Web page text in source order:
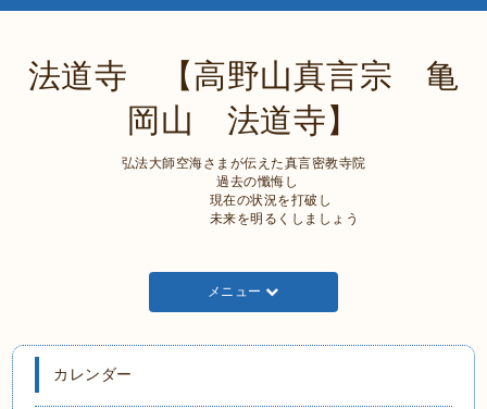
法道寺 【高野山真言宗 亀
岡山 法道寺】
弘法大師空海さまが伝えた真言密教寺院
過去の懺悔し
現在の状況を打破し
未来を明るくしましょう
メニュー
カレンダー